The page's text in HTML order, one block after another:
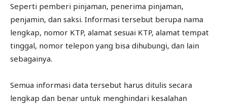
Seperti pemberi pinjaman, penerima pinjaman,
penjamin, dan saksi. Informasi tersebut berupa nama
lengkap, nomor KTP, alamat sesuai KTP, alamat tempat
tinggal, nomor telepon yang bisa dihubungi, dan lain
sebagainya.
Semua informasi data tersebut harus ditulis secara
lengkap dan benar untuk menghindari kesalahan